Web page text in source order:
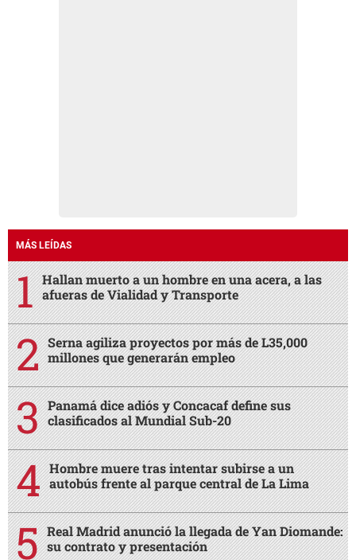
MÁS LEÍDAS
Hallan muerto a un hombre en una acera, a las
afueras de Vialidad y Transporte
Serna agiliza proyectos por más de L35,000
millones que generarán empleo
Panamá dice adiós y Concacaf define sus
clasificados al Mundial Sub-20
Hombre muere tras intentar subirse a un
autobús frente al parque central de La Lima
Real Madrid anunció la llegada de Yan Diomande:
su contrato y presentación